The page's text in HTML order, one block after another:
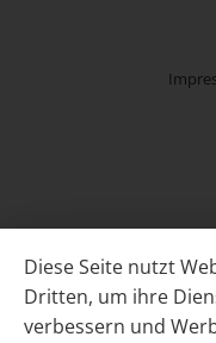
Diese Seite nutzt
Dritten, um ihre
verbessern und